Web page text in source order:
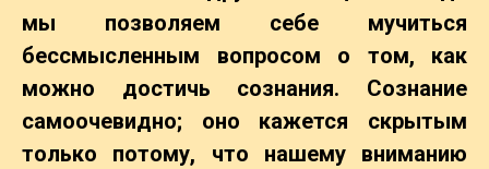
мы позволяем себе мучиться
бессмысленным вопросом о том, как
можно достичь сознания. Сознание
самоочевидно; оно кажется скрытым
только потому, что нашему вниманию